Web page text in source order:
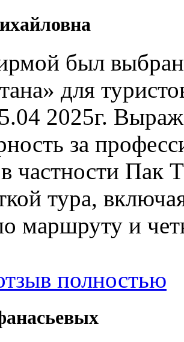
был выбран
для
2025г.
за
частности Пак
тура,
маршруту и
полностью